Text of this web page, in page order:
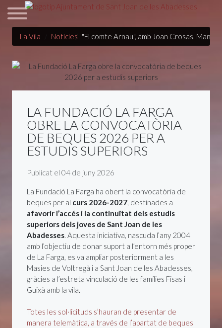
La Vila Notícies "El comte Arnau", amb Joan Crosas, Manel
LA FUNDACIÓ LA FARGA
OBRE LA CONVOCATÒRIA
DE BEQUES 2026 PER A
ESTUDIS SUPERIORS
Detalls
Publicat el 04 de juny 2026
La Fundació La Farga ha obert la convocatòria de
beques per al curs 2026-2027, destinades a
afavorir l’accés i la continuïtat dels estudis
superiors dels joves de Sant Joan de les
Abadesses. Aquesta iniciativa, nascuda l’any 2004
amb l’objectiu de donar suport a l’entorn més proper
de La Farga, es va ampliar posteriorment a les
Masies de Voltregà i a Sant Joan de les Abadesses,
gràcies a l’estreta vinculació de les famílies Fisas i
Guixà amb la vila.
Totes les sol·licituds s’hauran de presentar de
manera telemàtica, a través de l’apartat de beques